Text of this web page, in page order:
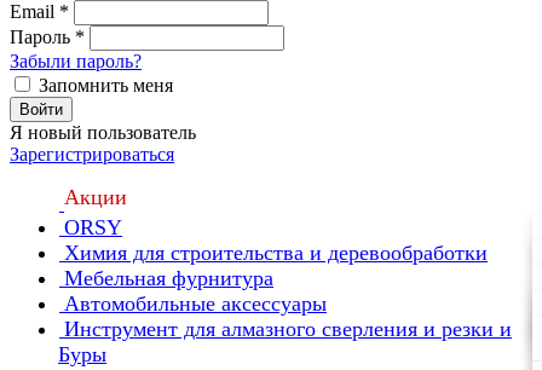
Email *
Пароль *
Забыли пароль?
Запомнить меня
Войти
Я новый пользователь
Зарегистрироваться
Акции
ORSY
Химия для строительства и деревообработки
Мебельная фурнитура
Автомобильные аксессуары
Инструмент для алмазного сверления и резки и
Буры